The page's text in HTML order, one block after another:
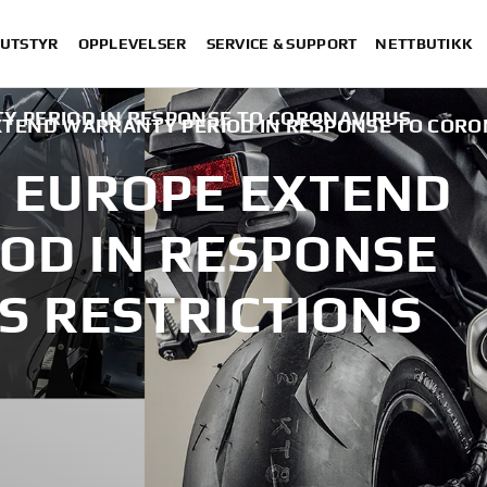
OPPLEVELSER SERVICE & SUPPORT NETTBUTIKK
WARRANTY PERIOD IN RESPONSE TO
PERIOD IN RESPONSE TO CORONAVIRUS
EXTEND
IN RESPONSE
RESTRICTIONS